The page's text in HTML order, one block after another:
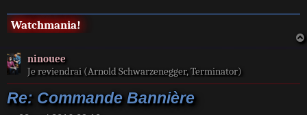
Watchmania!
ninouee
Je reviendrai (Arnold Schwarzenegger, Terminator)
Re: Commande Bannière